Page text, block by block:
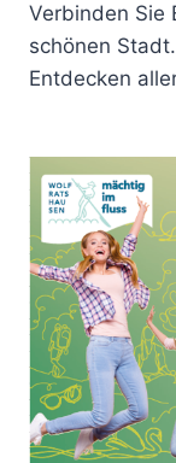
Verbinden Sie
schönen
Entdecken